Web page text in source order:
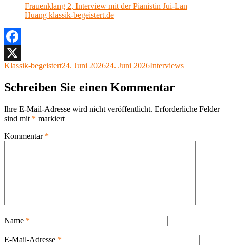
Frauenklang 2, Interview mit der Pianistin Jui-Lan
Huang klassik-begeistert.de
Facebook
X
Autor
Klassik-begeistertVeröffentlicht
24. Juni 202624. Juni 2026Kategorien
Interviews
Schreiben Sie einen Kommentar
Ihre E-Mail-Adresse wird nicht veröffentlicht. Erforderliche Felder
sind mit * markiert
Kommentar *
Name *
E-Mail-Adresse *